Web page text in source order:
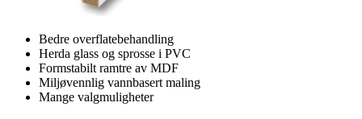
Bedre overflatebehandling
Herda glass og sprosse i PVC
Formstabilt ramtre av MDF
Miljøvennlig vannbasert maling
Mange valgmuligheter